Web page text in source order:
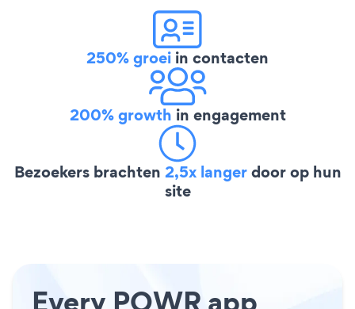
250% groei in contacten
200% growth in engagement
Bezoekers brachten 2,5x langerdoor op hun
site